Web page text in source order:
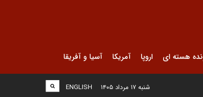
هسته ای اروپا آمریکا آسیا و آفریقا
ENGLISH شنبه ۱۷ مرداد ۱۴۰۵